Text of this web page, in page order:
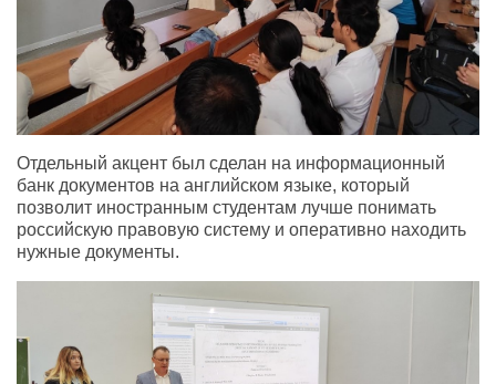
Отдельный акцент был сделан на информационный
банк документов на английском языке, который
позволит иностранным студентам лучше понимать
российскую правовую систему и оперативно находить
нужные документы.